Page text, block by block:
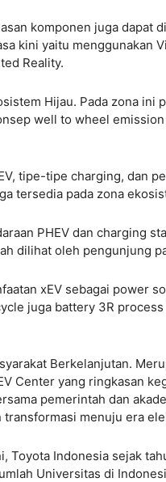
komponen juga dapat
kini yaitu menggunakan
Reality.
Hijau. Pada zona ini
well to wheel
tipe-tipe charging, dan
tersedia pada zona
PHEV dan charging
dilihat oleh pengunjung
xEV sebagai power
juga battery 3R
Berkelanjutan.
Center yang ringkasan
pemerintah dan
transformasi menuju era
Toyota Indonesia sejak
Universitas di